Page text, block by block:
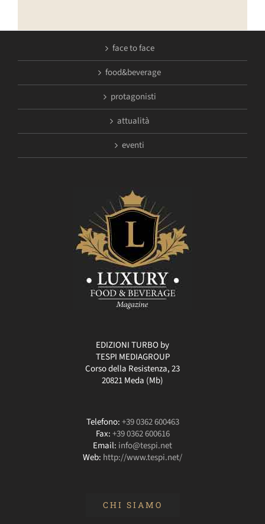
face to face
food&beverage
protagonisti
attualità
eventi
EDIZIONI TURBO by
TESPI MEDIAGROUP
Corso della Resistenza, 23
20821 Meda (Mb)
Telefono:+39 0362 600463
Fax:+39 0362 600616
Email: info@tespi.net
Web: http://www.tespi.net/
CHI SIAMO